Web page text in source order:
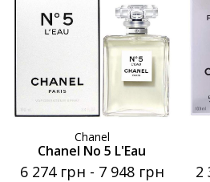
Chanel
Chanel No 5 L'Eau
6 274 грн - 7 948 грн 2